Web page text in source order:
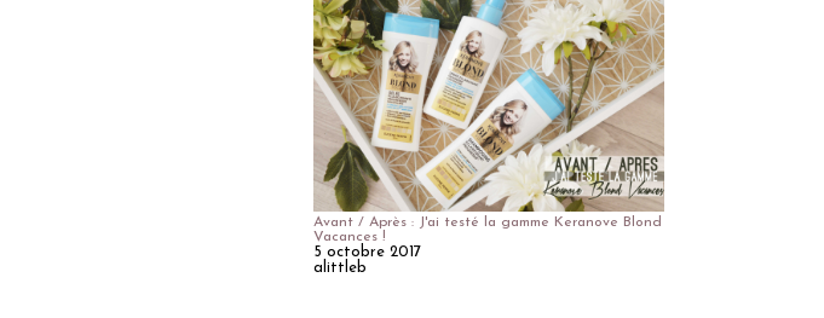
Avant / Après : J'ai testé la gamme Keranove Blond
Vacances !
5 octobre 2017
alittleb